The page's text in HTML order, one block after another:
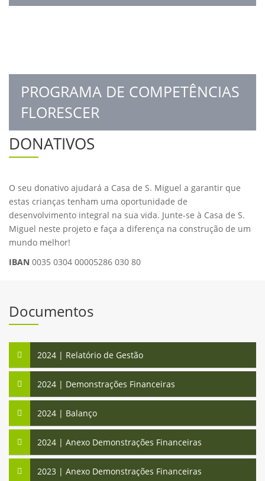
PROGRAMA DE COMPETÊNCIAS
FLORESCER
DONATIVOS
O seu donativo ajudará a Casa de S. Miguel a garantir que
estas crianças tenham uma oportunidade de
desenvolvimento integral na sua vida. Junte-se à Casa de S.
Miguel neste projeto e faça a diferença na construção de um
mundo melhor!
IBAN 0035 0304 00005286 030 80
Documentos
2024 | Relatório de Gestão
2024 | Demonstrações Financeiras
2024 | Balanço
2024 | Anexo Demonstrações Financeiras
2023 | Anexo Demonstrações Financeiras